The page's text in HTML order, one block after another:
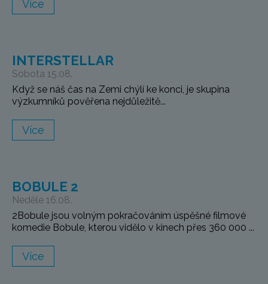
Více
INTERSTELLAR
Sobota 15.08.
Když se náš čas na Zemi chýlí ke konci, je skupina
výzkumníků pověřena nejdůležitě...
Více
BOBULE 2
Neděle 16.08.
2Bobule jsou volným pokračováním úspěšné filmové
komedie Bobule, kterou vidělo v kinech přes 360 000 ...
Více